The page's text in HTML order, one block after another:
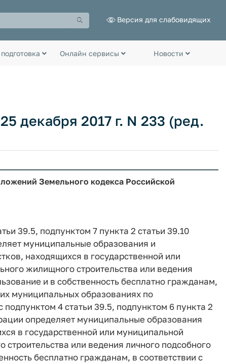
Версия для слабовидящих
Онлайн сервисы Новости
декабря 2017 г. N 233 (ред.
Земельного кодекса Российской
39.5, подпунктом 7 пункта 2 статьи 39.10
муниципальные образования и
находящихся в государственной или
жилищного строительства или ведения
и в собственность бесплатно гражданам,
муниципальных образованиях по
4 статьи 39.5, подпунктом 6 пункта 2
определяет муниципальные образования
в государственной или муниципальной
или ведения личного подсобного
бесплатно гражданам, в соответствии с